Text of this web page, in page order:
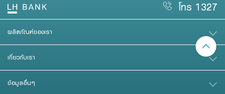
โทร 1327
ผลิตภัณฑ์ของเรา
เกี่ยวกับเรา
ข้อมูลอื่นๆ